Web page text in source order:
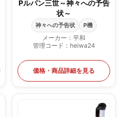
Pルパン三世～神々への予告
状～
神々への予告状 P機
メーカー：平和
管理コード：heiwa24
価格・商品詳細を見る